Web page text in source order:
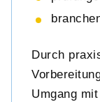
Durch
Umgang